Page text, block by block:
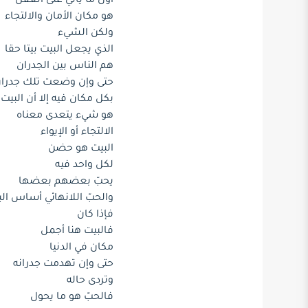
هو مكان الأمان والالتجاء
ولكن الشيء
الذي يجعل البيت بيتا حقا
هم الناس بين الجدران
حتى وإن وضعت تلك
بكل مكان فيه إلا أن البيت
هو شيء يتعدى معناه
الالتجاء أو الإيواء
البيت هو حضن
لكل واحد فيه
يحبّ بعضهم بعضها
والحبّ اللانهائي أساس
فإذا كان
فالبيت هنا أجمل
مكان في الدنيا
حتى وإن تهدمت جدرانه
وتردى حاله
فالحبّ هو ما يحول